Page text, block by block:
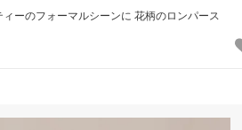
ーのフォーマルシーンに 花柄のロンパース